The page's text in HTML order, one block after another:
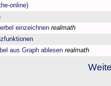
online)
einzeichnen realmath
aus Graph ablesen realmath